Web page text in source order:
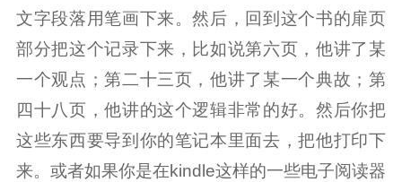
文字段落用笔画下来。然后，回到这个书的扉页
部分把这个记录下来，比如说第六页，他讲了某
一个观点；第二十三页，他讲了某一个典故；第
四十八页，他讲的这个逻辑非常的好。然后你把
这些东西要导到你的笔记本里面去，把他打印下
来。或者如果你是在kindle这样的一些电子阅读器